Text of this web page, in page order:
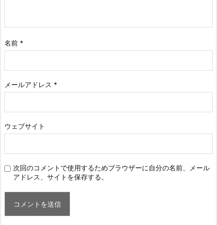
名前 *
メールアドレス *
ウェブサイト
次回のコメントで使用するためブラウザーに自分の名前、メール
アドレス、サイトを保存する。